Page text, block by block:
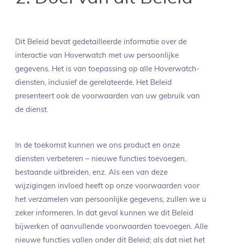
Dit Beleid bevat gedetailleerde informatie over de
interactie van Hoverwatch met uw persoonlijke
gegevens. Het is van toepassing op alle Hoverwatch-
diensten, inclusief de gerelateerde. Het Beleid
presenteert ook de voorwaarden van uw gebruik van
de dienst.
In de toekomst kunnen we ons product en onze
diensten verbeteren – nieuwe functies toevoegen,
bestaande uitbreiden, enz. Als een van deze
wijzigingen invloed heeft op onze voorwaarden voor
het verzamelen van persoonlijke gegevens, zullen we u
zeker informeren. In dat geval kunnen we dit Beleid
bijwerken of aanvullende voorwaarden toevoegen. Alle
nieuwe functies vallen onder dit Beleid; als dat niet het